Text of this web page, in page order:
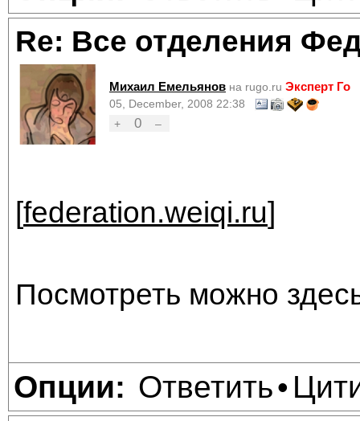
Re: Все отделения
Михаил Емельянов на rugo.ru Эксперт Го
05, December, 2008 22:38
+
0 –
[federation.weiqi.ru]
Посмотреть можно
Опции: Ответить•